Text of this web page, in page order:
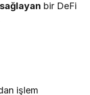
bir DeFi
işlem